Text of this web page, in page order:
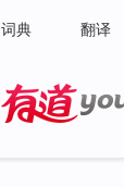
词典 翻译